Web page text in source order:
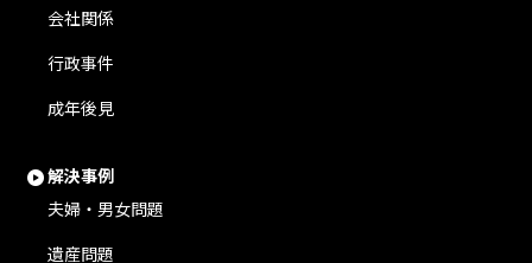
会社関係
行政事件
成年後見
解決事例
夫婦・男女問題
遺産問題